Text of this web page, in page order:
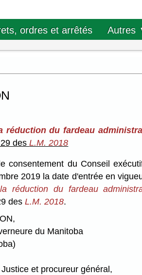
ordres et arrêtés Autres
réduction du fardeau
desL.M. 2018
consentement du Conseil
2019 la date d'entrée en
réduction du fardeau
desL.M. 2018.
du Manitoba
et procureur général,